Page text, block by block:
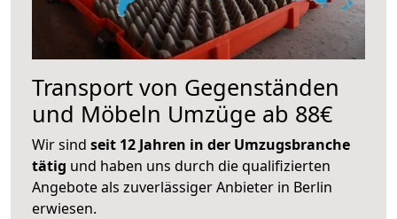
Transport von Gegenständen
und Möbeln Umzüge ab 88€
Wir sind seit 12 Jahren in der Umzugsbranche
tätig und haben uns durch die qualifizierten
Angebote als zuverlässiger Anbieter in Berlin
erwiesen.